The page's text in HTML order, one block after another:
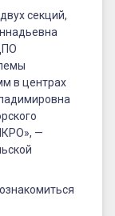
секций,
в центрах
—